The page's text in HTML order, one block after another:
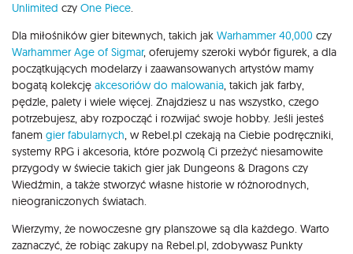
Unlimited czy One Piece.
Dla miłośników gier bitewnych, takich jak Warhammer 40,000 czy
Warhammer Age of Sigmar, oferujemy szeroki wybór figurek, a dla
początkujących modelarzy i zaawansowanych artystów mamy
bogatą kolekcję akcesoriów do malowania, takich jak farby,
pędzle, palety i wiele więcej. Znajdziesz u nas wszystko, czego
potrzebujesz, aby rozpocząć i rozwijać swoje hobby. Jeśli jesteś
fanem gier fabularnych, w Rebel.pl czekają na Ciebie podręczniki,
systemy RPG i akcesoria, które pozwolą Ci przeżyć niesamowite
przygody w świecie takich gier jak Dungeons & Dragons czy
Wiedźmin, a także stworzyć własne historie w różnorodnych,
nieograniczonych światach.
Wierzymy, że nowoczesne gry planszowe są dla każdego. Warto
zaznaczyć, że robiąc zakupy na Rebel.pl, zdobywasz Punkty